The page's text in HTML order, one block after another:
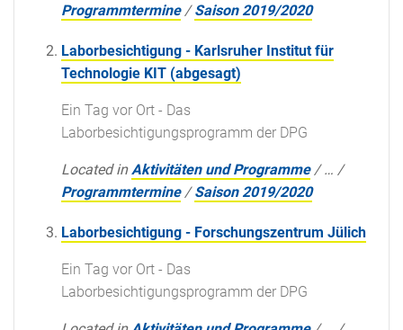
Programmtermine /Saison 2019/2020
Laborbesichtigung - Karlsruher Institut für
Technologie KIT (abgesagt)
Ein Tag vor Ort - Das
Laborbesichtigungsprogramm der DPG
Located in Aktivitäten und Programme /… /
Programmtermine /Saison 2019/2020
Laborbesichtigung - Forschungszentrum Jülich
Ein Tag vor Ort - Das
Laborbesichtigungsprogramm der DPG